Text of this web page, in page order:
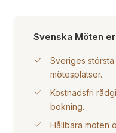
Svenska Möten
Sveriges
mötesplatser.
Kostnadsfri
bokning.
Hållbara möten